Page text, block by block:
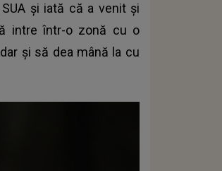
SUA și iată că a venit și
intre într-o zonă cu o
și să dea mână la cu